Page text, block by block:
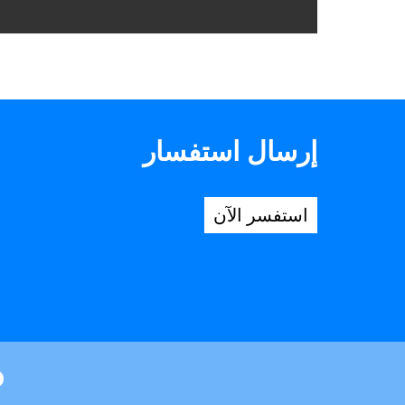
إرسال استفسار
استفسر الآن